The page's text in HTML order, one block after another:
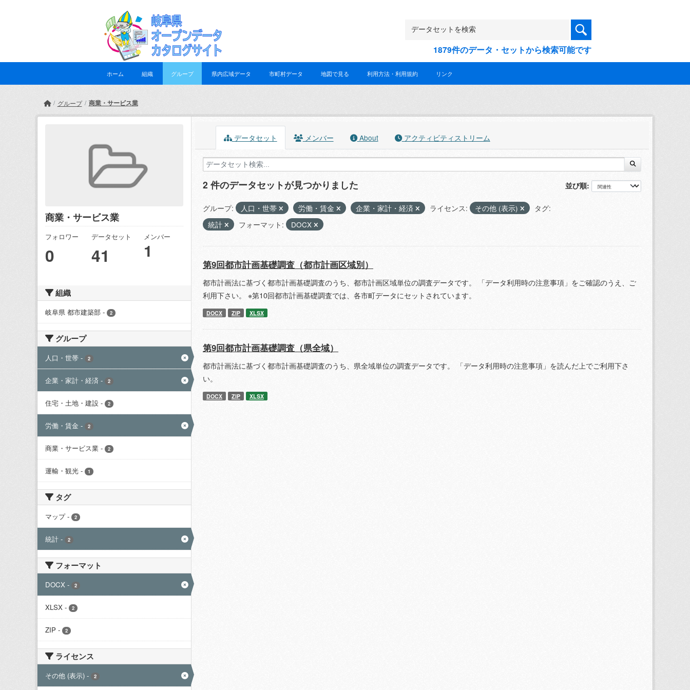
1879件のデータ・セットから検索可能です
ホーム 組織 グループ 県内広域データ 市町村データ 地図で見る 利用方法・利用規約 リンク
グループ 商業・サービス業
商業・サービス業
フォロワー
0
データセット
41
メンバー
1
組織
岐阜県 都市建築部 - 2
グループ
人口・世帯 - 2
企業・家計・経済 - 2
住宅・土地・建設 - 2
労働・賃金 - 2
商業・サービス業 - 2
運輸・観光 - 1
タグ
マップ - 2
統計 - 2
フォーマット
DOCX - 2
XLSX - 2
ZIP - 2
ライセンス
その他 (表示) - 2
データセット メンバー About アクティビティストリーム
並び順
2 件のデータセットが見つかりました
グループ: 人口・世帯 労働・賃金 企業・家計・経済 ライセンス: その他 (表示)
タグ:
統計
フォーマット: DOCX
第9回都市計画基礎調査（都市計画区域別）
都市計画法に基づく都市計画基礎調査のうち、都市計画区域単位の調査データです。 「データ利用時の注意事項」をご確認のうえ、ご
利用下さい。 ※第10回都市計画基礎調査では、各市町データにセットされています。
DOCX ZIP XLSX
第9回都市計画基礎調査（県全域）
都市計画法に基づく都市計画基礎調査のうち、県全域単位の調査データです。 「データ利用時の注意事項」を読んだ上でご利用下さ
い。
DOCX ZIP XLSX